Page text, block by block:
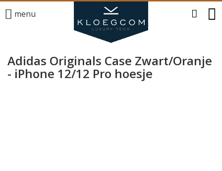
menu
Adidas Originals Case Zwart/Oranje
- iPhone 12/12 Pro hoesje